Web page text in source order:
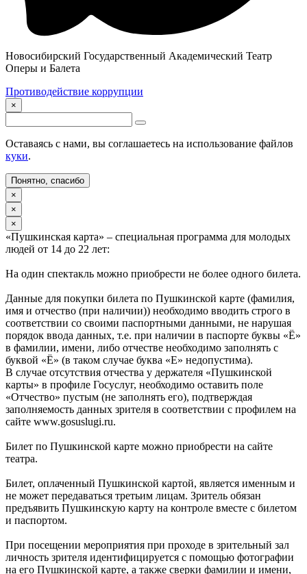
Новосибирский Государственный Академический Театр
Оперы и Балета
Противодействие коррупции
×
Оставаясь с нами, вы соглашаетесь на использование файлов
куки.
Понятно, спасибо
×
×
×
«Пушкинская карта» – специальная программа для молодых
людей от 14 до 22 лет:
На один спектакль можно приобрести не более одного билета.
Данные для покупки билета по Пушкинской карте (фамилия,
имя и отчество (при наличии)) необходимо вводить строго в
соответствии со своими паспортными данными, не нарушая
порядок ввода данных, т.е. при наличии в паспорте буквы «Ё»
в фамилии, имени, либо отчестве необходимо заполнять с
буквой «Ё» (в таком случае буква «Е» недопустима).
В случае отсутствия отчества у держателя «Пушкинской
карты» в профиле Госуслуг, необходимо оставить поле
«Отчество» пустым (не заполнять его), подтверждая
заполняемость данных зрителя в соответствии с профилем на
сайте www.gosuslugi.ru.
Билет по Пушкинской карте можно приобрести на сайте
театра.
Билет, оплаченный Пушкинской картой, является именным и
не может передаваться третьим лицам. Зритель обязан
предъявить Пушкинскую карту на контроле вместе с билетом
и паспортом.
При посещении мероприятия при проходе в зрительный зал
личность зрителя идентифицируется с помощью фотографии
на его Пушкинской карте, а также сверки фамилии и имени,